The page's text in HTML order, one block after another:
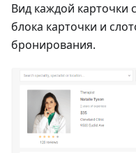
Вид каждой карточки
блока карточки и
бронирования.